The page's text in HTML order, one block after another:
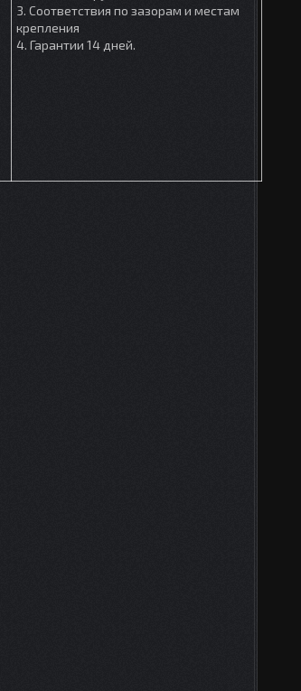
3. Соответствия по зазорам и местам
крепления
4. Гарантии 14 дней.